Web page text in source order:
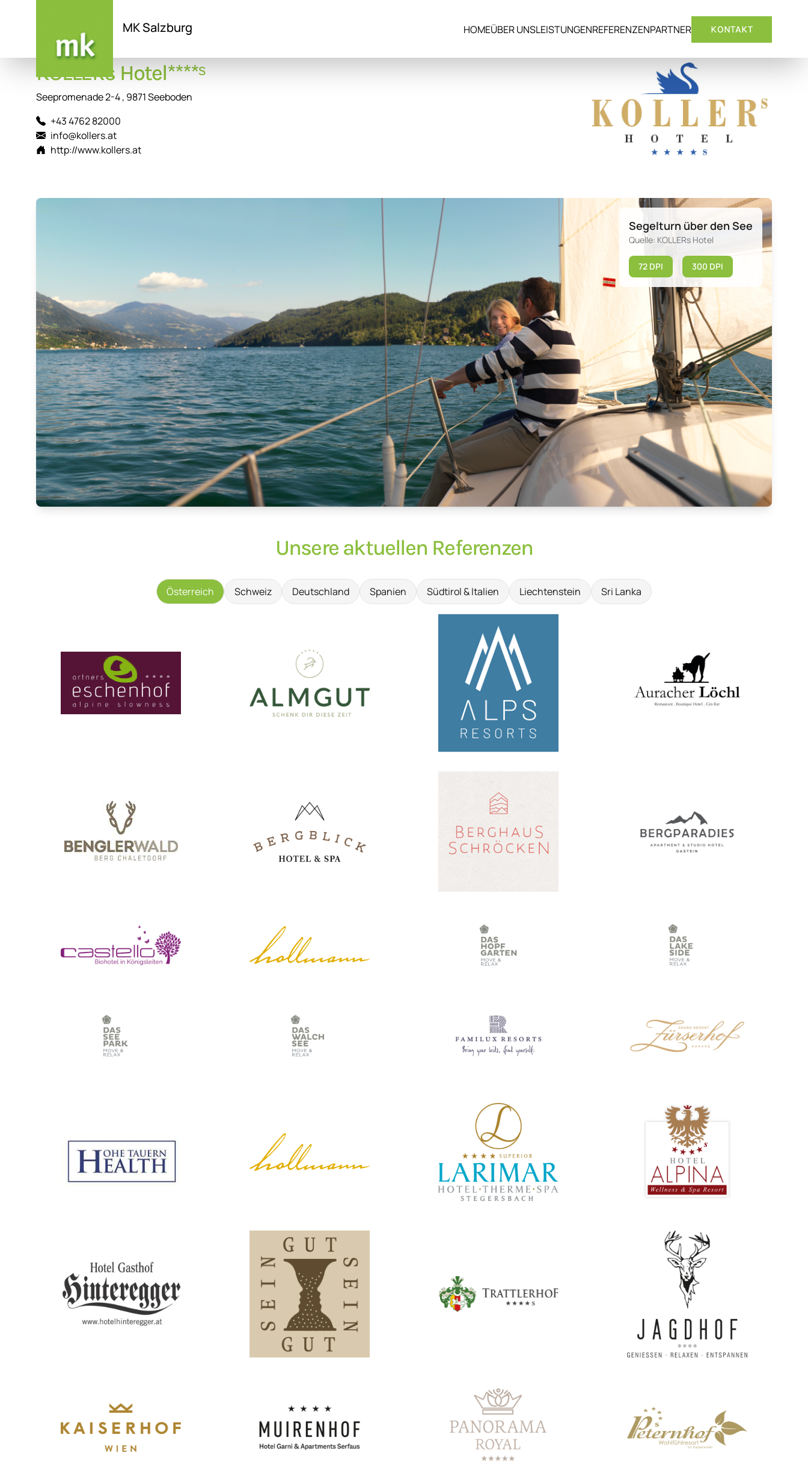
MK Salzburg HOMEÜBER UNSLEISTUNGENREFERENZENPARTNER KONTAKT
KOLLERs Hotel****ˢ
Seepromenade 2-4 , 9871 Seeboden
+43 4762 82000
info@kollers.at
http://www.kollers.at
Segelturn über den See
Quelle: KOLLERs Hotel
72 DPI 300 DPI
Unsere aktuellen Referenzen
Österreich Schweiz Deutschland Spanien Südtirol & Italien Liechtenstein Sri Lanka